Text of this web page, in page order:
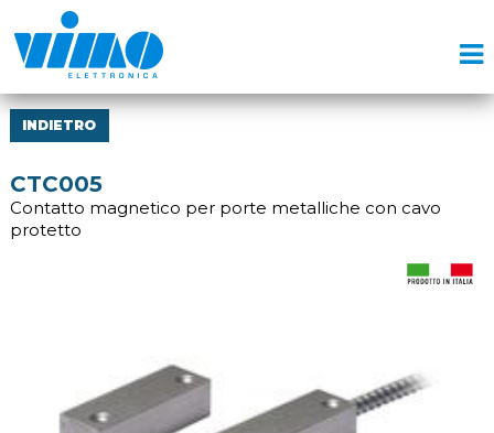
INDIETRO
CTC005
Contatto magnetico per porte metalliche con cavo
protetto